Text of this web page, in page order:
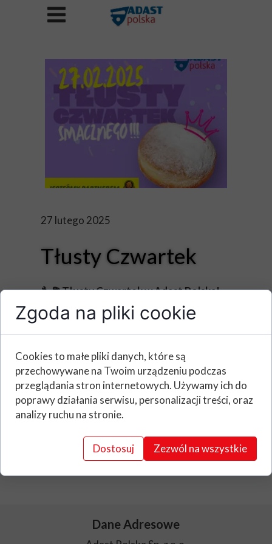
27 lutego 2025
Tłusty Czwartek
🔧⛽ Tłusty Czwartek w Adast Polska!
🍩🚀
Dziś wyjątkowy dzień, kiedy możemy bez
bak pączków!🍩💨
Tak jak nasze systemy dbają o płynność i
efektywność, tak my dziś dbamy o to,
żeby nikt nie pracował na sucho. 💪☕ Bo
dobra energia to podstawa – niezależnie,
czy mowa o paliwie, czy słodkim dopingu!
Dane Adresowe
Zgoda na pliki cookie
Cookies to małe pliki danych, które są
przechowywane na Twoim urządzeniu podczas
przeglądania stron internetowych. Używamy ich do
poprawy działania serwisu, personalizacji treści, oraz
analizy ruchu na stronie.
Dostosuj Zezwól na wszystkie